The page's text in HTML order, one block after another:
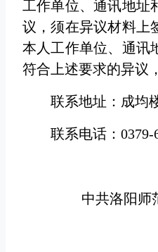
工作单位、通讯地址
议，须在异议材料上
本人工作单位、通讯
符合上述要求的异议
联系地址：成均
联系电话：0379-
中共洛阳师